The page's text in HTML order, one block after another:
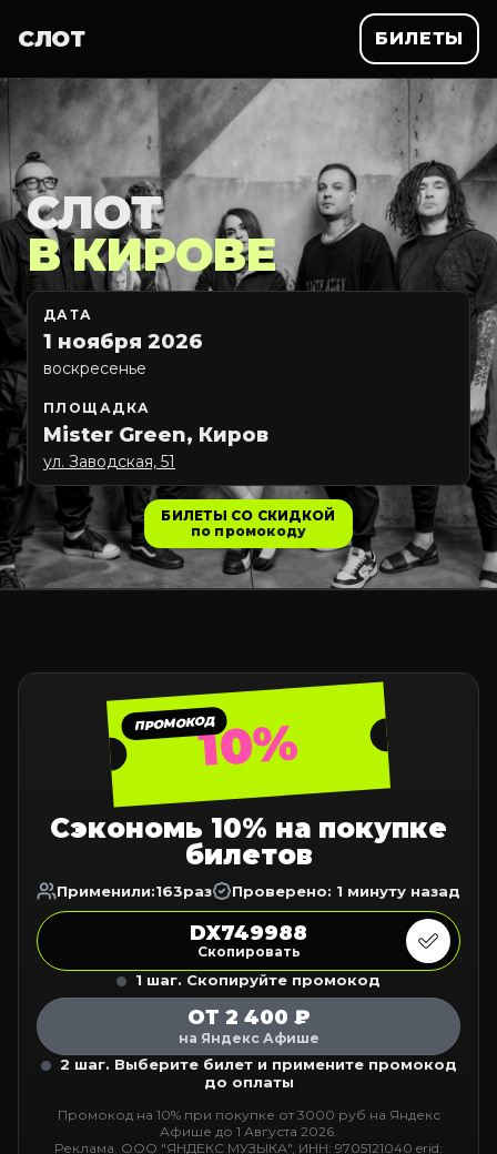
СЛОТ БИЛЕТЫ
СЛОТ
В КИРОВЕ
ДАТА
1 ноября 2026
воскресенье
ПЛОЩАДКА
Mister Green, Киров
ул. Заводская, 51
БИЛЕТЫ СО СКИДКОЙ
по промокоду
ПРОМОКОД10%
Сэкономь 10% на покупке
билетов
Применили:163раз Проверено: 1 минуту назад
DX749988
Скопировать
1 шаг. Скопируйте промокод
ОТ 2 400 ₽
на Яндекс Афише
2 шаг. Выберите билет и примените промокод
до оплаты
Промокод на 10% при покупке от 3000 руб на Яндекс
Афише до 1 Августа 2026.
Реклама. ООО "ЯНДЕКС МУЗЫКА", ИНН: 9705121040 erid: